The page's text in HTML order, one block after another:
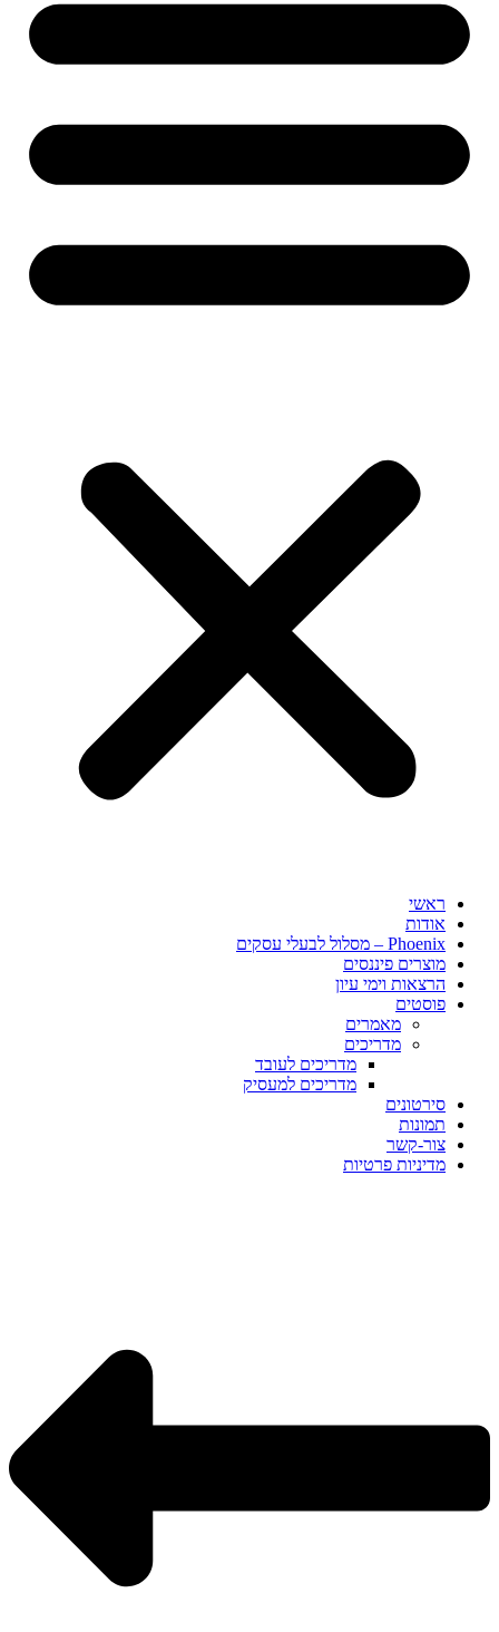
ראשי
אודות
Phoenix – מסלול לבעלי עסקים
מוצרים פיננסים
הרצאות וימי עיון
פוסטים​
מאמרים
מדריכים
מדריכים לעובד
מדריכים למעסיק
סירטונים
תמונות
צור-קשר
מדיניות פרטיות